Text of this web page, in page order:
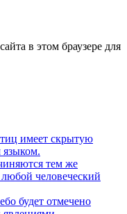
в этом браузере для
имеет скрытую
языком.
тем же
человеческий
будет отмечено